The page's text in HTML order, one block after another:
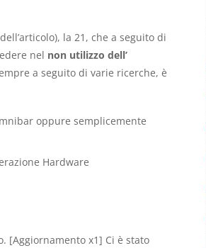
la 21, che a seguito di
nel non utilizzo dell’
a seguito di varie ricerche, è
oppure semplicemente
Hardware
[Aggiornamento x1] Ci è stato